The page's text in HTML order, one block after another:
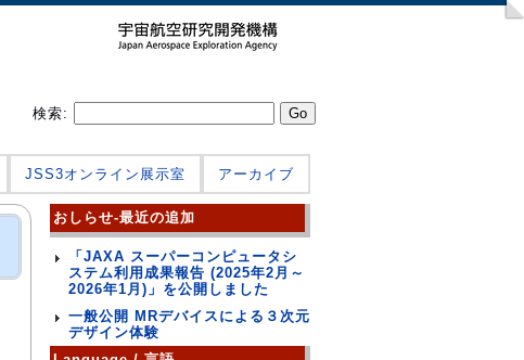
検索:
JSS3オンライン展示室 アーカイブ
おしらせ-最近の追加
「JAXA スーパーコンピュータシ
ステム利用成果報告 (2025年2月～
2026年1月)」を公開しました
一般公開 MRデバイスによる３次元
デザイン体験